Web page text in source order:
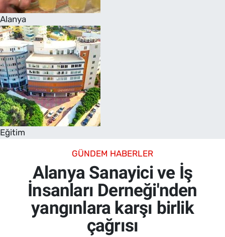
Alanya
Eğitim
GÜNDEM HABERLER
Alanya Sanayici ve İş
İnsanları Derneği'nden
yangınlara karşı birlik
çağrısı